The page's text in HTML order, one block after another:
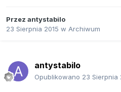
Przez antystabilo
23 Sierpnia 2015 w Archiwum
antystabilo
Opublikowano 23 Sierpnia